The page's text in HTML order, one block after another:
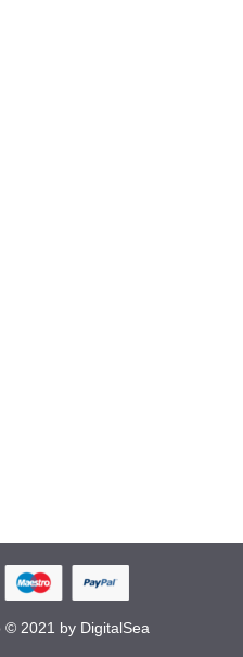
© 2021 by DigitalSea